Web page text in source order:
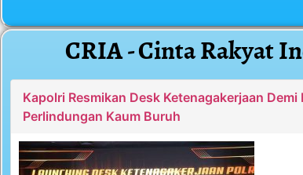
CRIA - Cinta Rakyat
Kapolri Resmikan Desk Ketenagakerjaan Demi
Perlindungan Kaum Buruh